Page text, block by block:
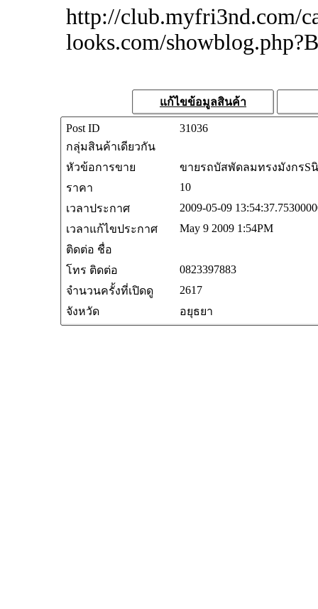
http://club.myfri3nd.com/
looks.com/
แก้ไขข้อมูลสินค้า
Post ID
31036
กลุ่มสินค้าเดียวกัน
หัวข้อการขาย
ขายรถบัสพัดลมทรงมังกรS
ราคา
10
เวลาประกาศ
2009-05-09
เวลาแก้ไขประกาศ
May 9 2009 1:54PM
ติดต่อ ชื่อ
โทร ติดต่อ
0823397883
จำนวนครั้งที่เปิดดู
2617
จังหวัด
อยุธยา